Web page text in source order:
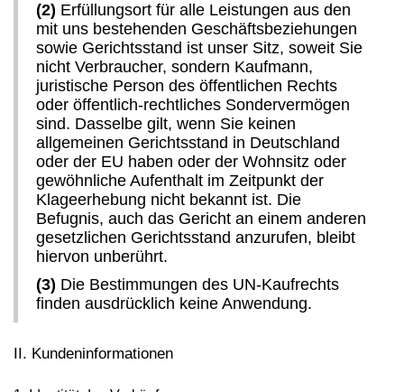
(2) Erfüllungsort für alle Leistungen aus den
mit uns bestehenden Geschäftsbeziehungen
sowie Gerichtsstand ist unser Sitz, soweit Sie
nicht Verbraucher, sondern Kaufmann,
juristische Person des öffentlichen Rechts
oder öffentlich-rechtliches Sondervermögen
sind. Dasselbe gilt, wenn Sie keinen
allgemeinen Gerichtsstand in Deutschland
oder der EU haben oder der Wohnsitz oder
gewöhnliche Aufenthalt im Zeitpunkt der
Klageerhebung nicht bekannt ist. Die
Befugnis, auch das Gericht an einem anderen
gesetzlichen Gerichtsstand anzurufen, bleibt
hiervon unberührt.
(3) Die Bestimmungen des UN-Kaufrechts
finden ausdrücklich keine Anwendung.
II. Kundeninformationen